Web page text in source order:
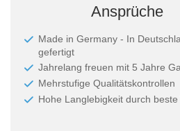
Ansprüche
Made in Germany - In
gefertigt
Jahrelang freuen mit 5 Jahre
Mehrstufige Qualitätskontrollen
Hohe Langlebigkeit durch